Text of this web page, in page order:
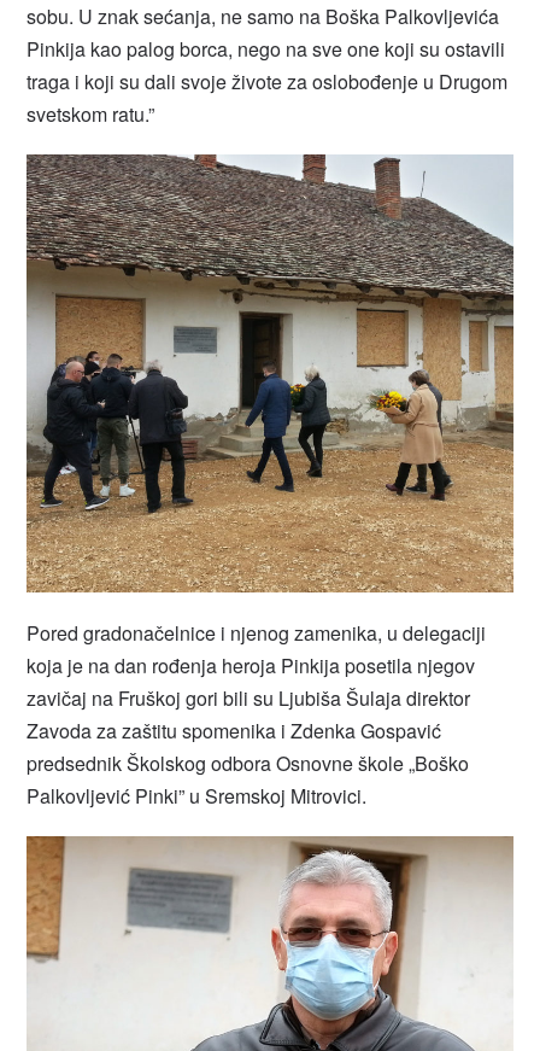
sobu. U znak sećanja, ne samo na Boška Palkovljevića
Pinkija kao palog borca, nego na sve one koji su ostavili
traga i koji su dali svoje živote za oslobođenje u Drugom
svetskom ratu.”
Pored gradonačelnice i njenog zamenika, u delegaciji
koja je na dan rođenja heroja Pinkija posetila njegov
zavičaj na Fruškoj gori bili su Ljubiša Šulaja direktor
Zavoda za zaštitu spomenika i Zdenka Gospavić
predsednik Školskog odbora Osnovne škole „Boško
Palkovljević Pinki” u Sremskoj Mitrovici.